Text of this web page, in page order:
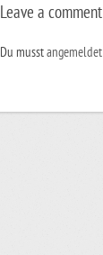
Leave a comment
Du musstangemeldet